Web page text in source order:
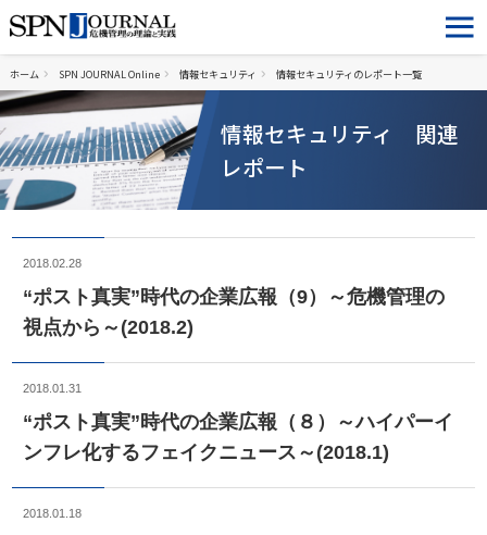
ホーム SPN JOURNAL Online 情報セキュリティ 情報セキュリティのレポート一覧
情報セキュリティ 関連
レポート
“ポスト真実”時代の企業広報（9）～危機管理の
視点から～(2018.2)
2018.02.28
“ポスト真実”時代の企業広報（８）～ハイパーイ
ンフレ化するフェイクニュース～(2018.1)
2018.01.31
2018.01.18